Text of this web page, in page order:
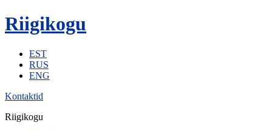
Riigikogu
EST
RUS
ENG
Kontaktid
Riigikogu